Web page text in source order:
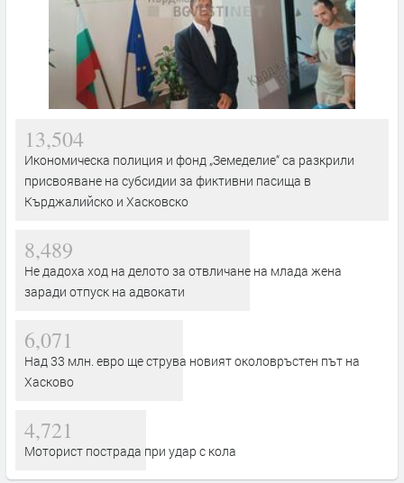
13,504
Икономическа полиция и фонд „Земеделие“ са разкрили
присвояване на субсидии за фиктивни пасища в
Кърджалийско и Хасковско
8,489
Не дадоха ход на делото за отвличане на млада жена
заради отпуск на адвокати
6,071
Над 33 млн. евро ще струва новият околовръстен път на
Хасково
4,721
Моторист пострада при удар с кола